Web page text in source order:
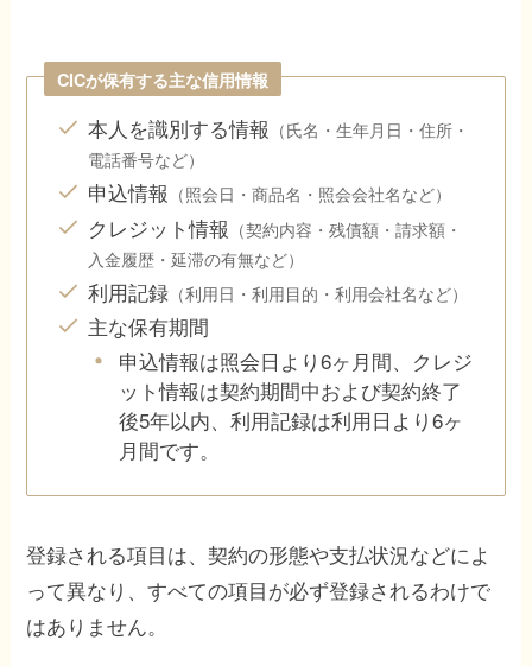
CICが保有する主な信用情報
本人を識別する情報 （氏名・生年月日・住所・
電話番号など）
申込情報 （照会日・商品名・照会会社名など）
クレジット情報 （契約内容・残債額・請求額・
入金履歴・延滞の有無など）
利用記録 （利用日・利用目的・利用会社名など）
主な保有期間
申込情報は照会日より6ヶ月間、クレジ
ット情報は契約期間中および契約終了
後5年以内、利用記録は利用日より6ヶ
月間です。
登録される項目は、契約の形態や支払状況などによ
って異なり、すべての項目が必ず登録されるわけで
はありません。